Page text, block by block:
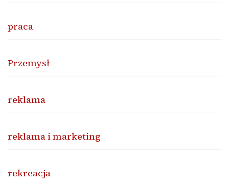
praca
Przemysł
reklama
reklama i marketing
rekreacja